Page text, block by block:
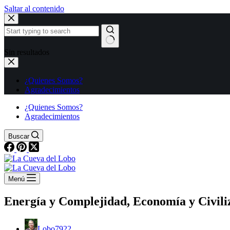
Saltar al contenido
Sin resultados
¿Quienes Somos?
Agradecimientos
¿Quienes Somos?
Agradecimientos
Buscar
Menú
Energía y Complejidad, Economía y